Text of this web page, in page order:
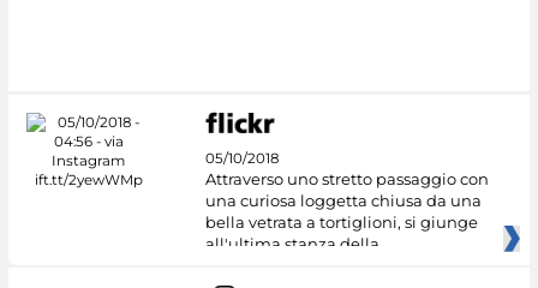
05/10/2018
Attraverso uno stretto passaggio con
una curiosa loggetta chiusa da una
bella vetrata a tortiglioni, si giunge
all'ultima stanza della